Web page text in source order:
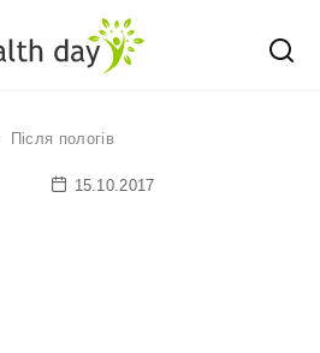
Після пологів
15.10.2017